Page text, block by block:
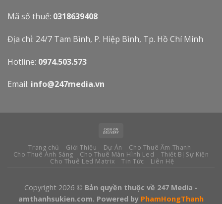
Mã số thuế: 0318639408
Địa chỉ: 24/7 Tam Bình, P. Hiệp Bình, Tp. Hồ Chí Minh
Hotline: 0974.503.573
Email: info@247media.vn
Trang chủ Giới Thiệu Dự Án
Cho Thuê Âm Thanh
Cho Thuê Ánh Sáng
Cho Thuê Màn Hình Led
Thiết Bị Sự Kiện
Cho Thuê Led Matrix
Tin Tức Liên Hệ
Copyright 2026 © Bản quyền thuộc về 247 Media -
amthanhsukien.com. Powered by PhamHongThanh